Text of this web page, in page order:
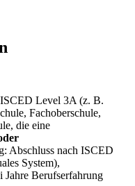
Level 3A (z. B.
Fachoberschule,
die eine
Abschluss nach ISCED
System),
Jahre Berufserfahrung